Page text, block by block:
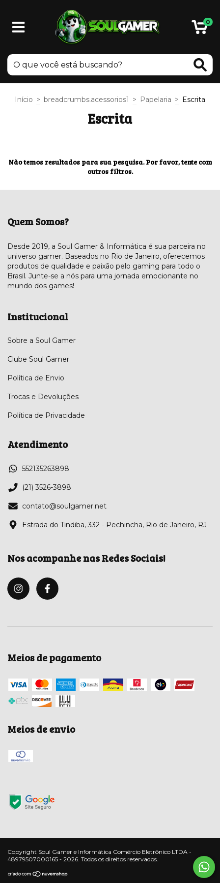
0
Início > breadcrumbs.acessorios1 > Papelaria > Escrita
Escrita
Não temos resultados para sua pesquisa. Por favor, tente com
outros filtros.
Quem Somos?
Desde 2019, a Soul Gamer & Informática é sua parceira no
universo gamer. Baseados no Rio de Janeiro, oferecemos
produtos de qualidade e paixão pelo gaming para todo o
Brasil. Junte-se a nós para uma jornada emocionante no
mundo dos games!
Institucional
Sobre a Soul Gamer
Clube Soul Gamer
Política de Envio
Trocas e Devoluções
Política de Privacidade
Atendimento
552135263898
(21) 3526-3898
contato@soulgamer.net
Estrada do Tindiba, 332 - Pechincha, Rio de Janeiro, RJ
Nos acompanhe nas Redes Sociais!
Meios de pagamento
Meios de envio
Copyright Soul Gamer e Informática Comércio Eletrônico LTDA -
48979507000165 - 2026. Todos os direitos reservados.